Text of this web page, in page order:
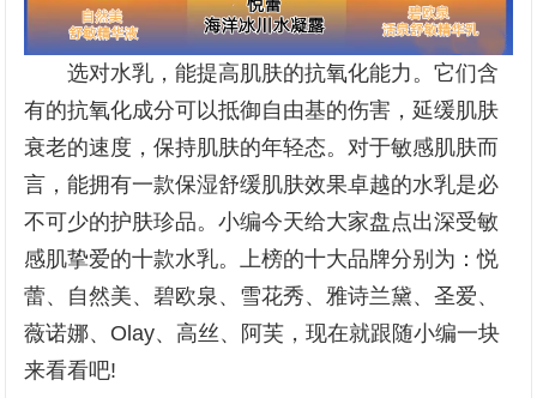
选对水乳，能提高肌肤的抗氧化能力。它们含
有的抗氧化成分可以抵御自由基的伤害，延缓肌肤
衰老的速度，保持肌肤的年轻态。对于敏感肌肤而
言，能拥有一款保湿舒缓肌肤效果卓越的水乳是必
不可少的护肤珍品。小编今天给大家盘点出深受敏
感肌挚爱的十款水乳。上榜的十大品牌分别为：悦
蕾、自然美、碧欧泉、雪花秀、雅诗兰黛、圣爱、
薇诺娜、Olay、高丝、阿芙，现在就跟随小编一块
来看看吧!